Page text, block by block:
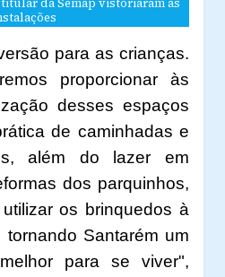
da Semap vistoriaram as
para as crianças.
proporcionar às
desses espaços
de caminhadas e
além do lazer em
dos parquinhos,
os brinquedos à
Santarém um
para se viver",